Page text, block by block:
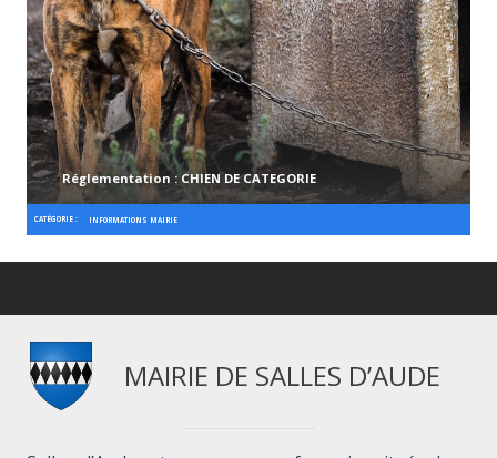
CATÉGORIE : INFORMATIONS MAIRIE
Réglementation : CHIEN DE CATEGORIE
MAIRIE DE SALLES D’AUDE